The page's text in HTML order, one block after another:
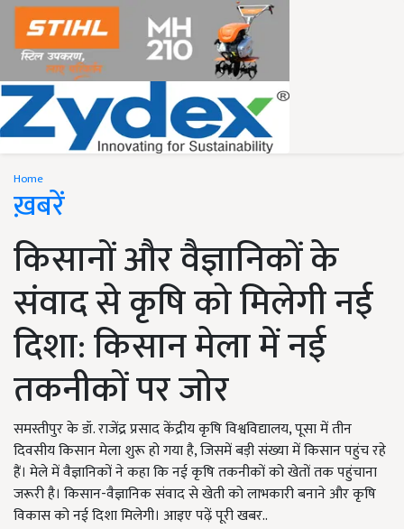
Home
ख़बरें
किसानों और वैज्ञानिकों के
संवाद से कृषि को मिलेगी नई
दिशा: किसान मेला में नई
तकनीकों पर जोर
समस्तीपुर के डॉ. राजेंद्र प्रसाद केंद्रीय कृषि विश्वविद्यालय, पूसा में तीन
दिवसीय किसान मेला शुरू हो गया है, जिसमें बड़ी संख्या में किसान पहुंच रहे
हैं। मेले में वैज्ञानिकों ने कहा कि नई कृषि तकनीकों को खेतों तक पहुंचाना
जरूरी है। किसान-वैज्ञानिक संवाद से खेती को लाभकारी बनाने और कृषि
विकास को नई दिशा मिलेगी। आइए पढ़ें पूरी खबर..